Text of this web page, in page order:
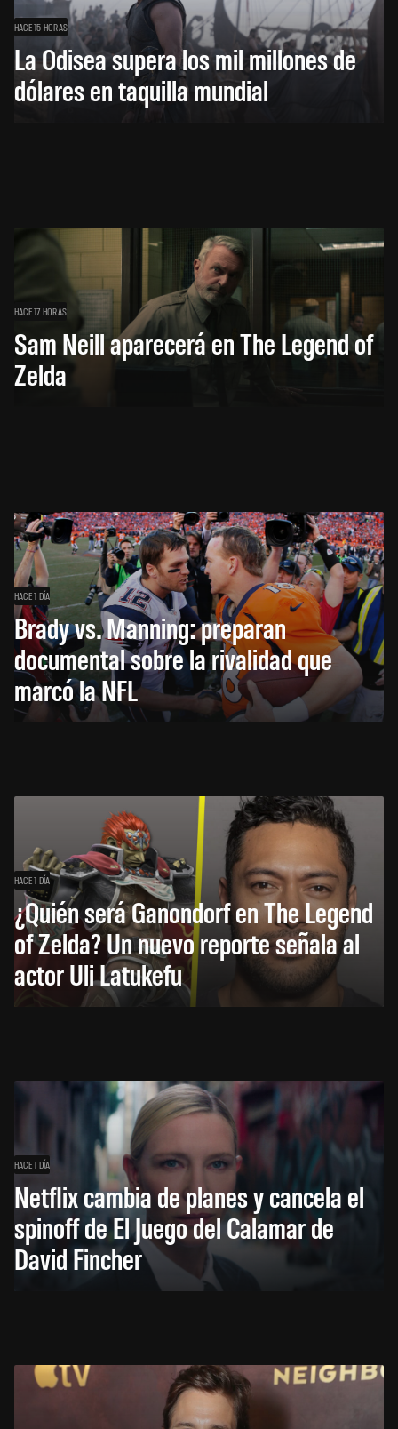
HACE 15 HORAS
La Odisea supera los mil millones de
dólares en taquilla mundial
HACE 17 HORAS
Sam Neill aparecerá en The Legend of
Zelda
HACE 1 DÍA
Brady vs. Manning: preparan
documental sobre la rivalidad que
marcó la NFL
HACE 1 DÍA
¿Quién será Ganondorf en The Legend
of Zelda? Un nuevo reporte señala al
actor Uli Latukefu
HACE 1 DÍA
Netflix cambia de planes y cancela el
spinoff de El Juego del Calamar de
David Fincher